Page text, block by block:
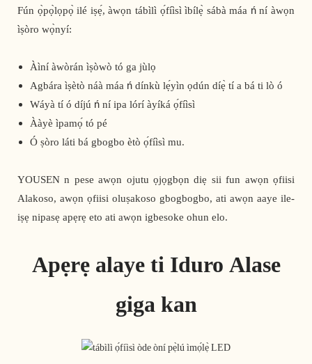
Fún ọ̀pọ̀lọpọ̀ ilé iṣẹ́, àwọn tábìlì ọ́fíìsì ìbílẹ̀ sábà máa ń ní àwọn
ìṣòro wọ̀nyí:
Àìní àwòrán ìṣòwò tó ga jùlọ
Agbára ìṣètò náà máa ń dínkù lẹ́yìn ọdún díẹ̀ tí a bá ti lò ó
Wáyà tí ó díjú ń ní ipa lórí àyíká ọ́fíìsì
Ààyè ìpamọ́ tó pé
Ó ṣòro láti bá gbogbo ètò ọ́fíìsì mu.
YOUSEN n pese awọn ojutu ọjọgbọn diẹ sii fun awọn ọfiisi
Alakoso, awọn ọfiisi oluṣakoso gbogbogbo, ati awọn aaye ile-
iṣẹ nipasẹ apẹrẹ eto ati awọn igbesoke ohun elo.
Apẹrẹ alaye ti Iduro Alase
giga kan